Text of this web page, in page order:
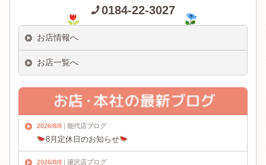
0184-22-3027
お店情報へ
お店一覧へ
2026/8/8 能代店ブログ
8月定休日のお知らせ
2026/8/8 湯沢店ブログ